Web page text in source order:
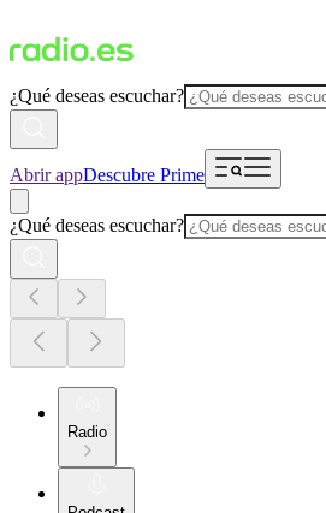
¿Qué deseas escuchar?
Abrir appDescubre Prime
¿Qué deseas escuchar?
Radio